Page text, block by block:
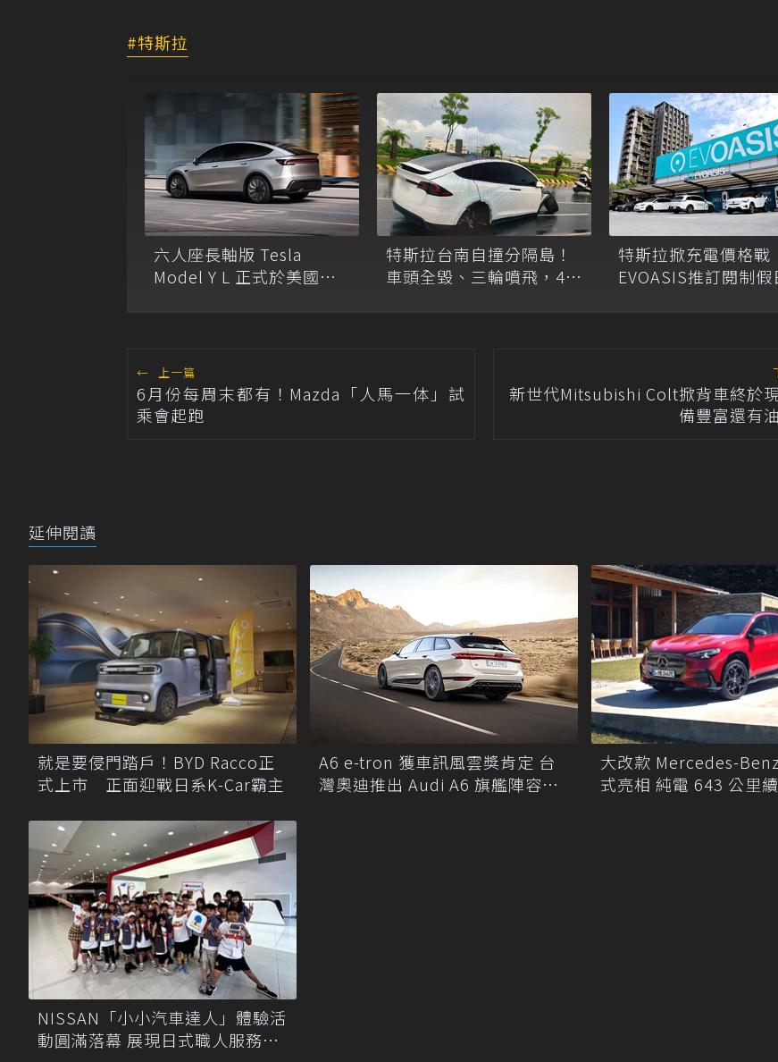
特斯拉
六人座長軸版 Tesla
Model Y L 正式於美國上
特斯拉台南自撞分隔島！
車頭全毀、三輪噴飛，46
特斯拉掀充電價格戰
EVOASIS推訂閱制假
← 上一篇
6月份每周末都有！Mazda「人馬一体」試
乘會起跑
新世代Mitsubishi Colt掀背車終於
備豐富還有
延伸閱讀
就是要侵門踏戶！BYD Racco正
式上市 正面迎戰日系K-Car霸主
A6 e-tron 獲車訊風雲獎肯定 台
灣奧迪推出 Audi A6 旗艦陣容限
大改款 Mercedes-
式亮相 純電 643 公里
NISSAN「小小汽車達人」體驗活
動圓滿落幕 展現日式職人服務專